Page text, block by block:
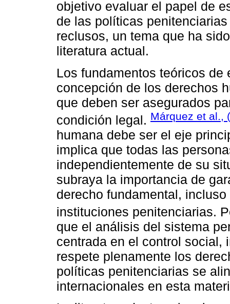
objetivo evaluar el papel de
de las políticas
reclusos, un tema que ha
literatura actual.
Los fundamentos teóricos
concepción de los derechos
que deben ser asegurados
condición legal. Márquez et al.,
humana debe ser el eje
implica que todas las
independientemente de su
subraya la importancia de
derecho fundamental,
instituciones penitenciarias.
que el análisis del sistema
centrada en el control social,
respete plenamente los
políticas penitenciarias se
internacionales en esta